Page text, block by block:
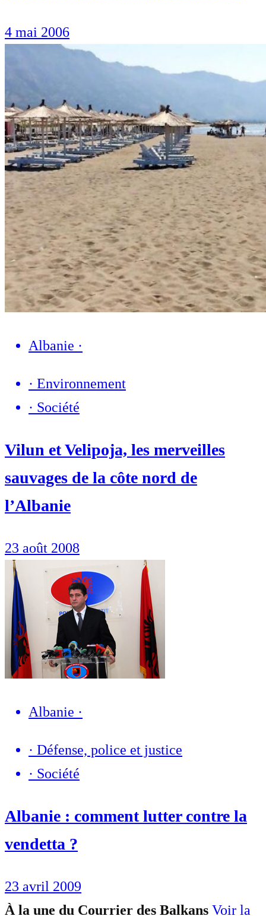
4 mai 2006
Albanie ·
· Environnement
· Société
Vilun et Velipoja, les merveilles
sauvages de la côte nord de
l’Albanie
23 août 2008
Albanie ·
· Défense, police et justice
· Société
Albanie : comment lutter contre la
vendetta ?
23 avril 2009
À la une du Courrier des Balkans Voir la